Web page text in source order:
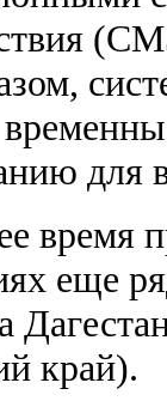
для
время
еще
край).